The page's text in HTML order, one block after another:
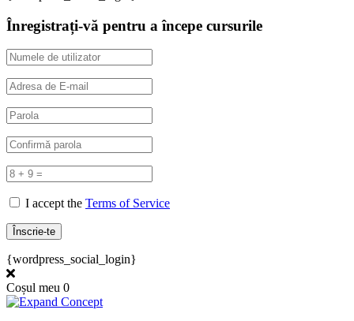
Înregistrați-vă pentru a începe cursurile
I accept the Terms of Service
{wordpress_social_login}
Coșul meu 0